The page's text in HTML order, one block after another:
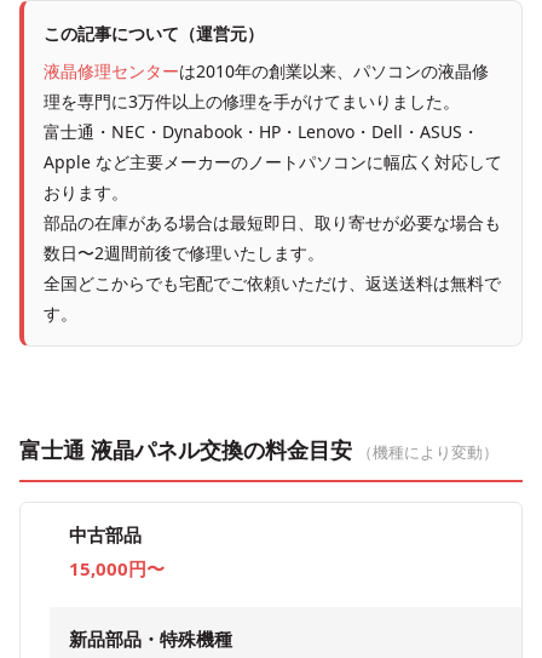
この記事について（運営元）
液晶修理センターは2010年の創業以来、パソコンの液晶修
理を専門に3万件以上の修理を手がけてまいりました。
富士通・NEC・Dynabook・HP・Lenovo・Dell・ASUS・
Apple など主要メーカーのノートパソコンに幅広く対応して
おります。
部品の在庫がある場合は最短即日、取り寄せが必要な場合も
数日〜2週間前後で修理いたします。
全国どこからでも宅配でご依頼いただけ、返送送料は無料で
す。
富士通 液晶パネル交換の料金目安 （機種により変動）
中古部品
15,000円〜
新品部品・特殊機種